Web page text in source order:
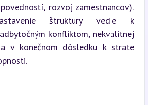
rozvoj zamestnancov).
štruktúry vedie k
konfliktom, nekvalitnej
v konečnom dôsledku k strate